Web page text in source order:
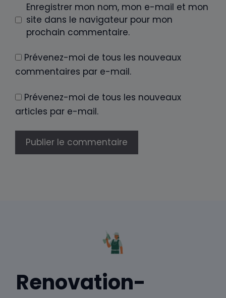
Enregistrer mon nom, mon e-mail et mon
site dans le navigateur pour mon
prochain commentaire.
Prévenez-moi de tous les nouveaux
commentaires par e-mail.
Prévenez-moi de tous les nouveaux
articles par e-mail.
Renovation-